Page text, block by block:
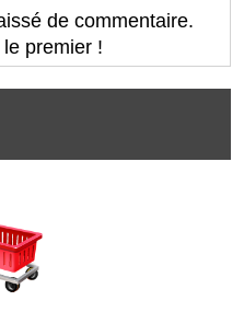
de commentaire.
premier !